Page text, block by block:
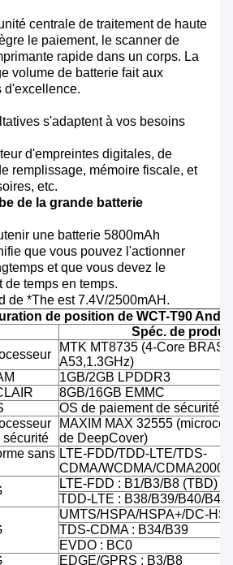
centrale de traitement de haute
le paiement, le scanner de
rapide dans un corps. La
volume de batterie fait aux
d'excellence.
s'adaptent à vos besoins
d'empreintes digitales, de
remplissage, mémoire fiscale, et
etc.
de la grande batterie
une batterie 5800mAh
que vous pouvez l'actionner
et que vous devez le
temps en temps.
de *The est 7.4V/2500mAH.
de position de WCT-T90
Spéc. de produit
MTK MT8735 (4-Core BRAS
A53,1.3GHz)
1GB/2GB LPDDR3
8GB/16GB EMMC
OS de paiement de sécurité
sécurité
MAXIM MAX 32555
de DeepCover)
sans LTE-FDD/TDD-LTE/TDS-
CDMA/WCDMA/CDMA2000/
LTE-FDD : B1/B3/B8 (TBD)
TDD-LTE : B38/B39/B40/B41
UMTS/HSPA/HSPA+/DC-
TDS-CDMA : B34/B39
EVDO : BC0
EDGE/GPRS : B3/B8